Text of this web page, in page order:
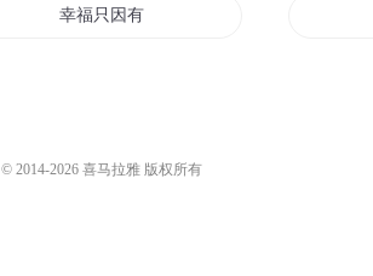
幸福只因有你
© 2014-2026 喜马拉雅 版权所有